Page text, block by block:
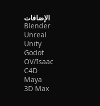
الإضافات
Blender
Unreal
Unity
Godot
OV/Isaac
C4D
Maya
3D Max